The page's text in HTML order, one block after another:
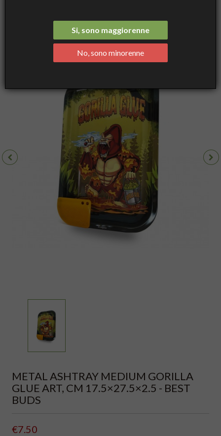
METAL ASHTRAY MEDIUM GORILLA
GLUE ART, CM 17.5×27.5×2.5 - BEST
BUDS
€7.50
Si, sono maggiorenne
No, sono minorenne